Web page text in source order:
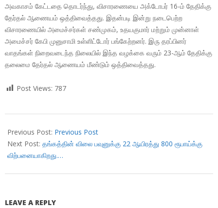
அவகாசம் கேட்டதை தொடர்ந்து, விசாரணையை அக்டோபர் 16-ம் தேதிக்கு
தேர்தல் ஆணையம் ஒத்திவைத்தது. இதன்படி இன்று நடைபெற்ற
விசாரணையில் அமைச்சர்கள் சண்முகம், உதயகுமார் மற்றும் முன்னாள்
அமைச்சர் கேபி முனுசாமி உள்ளிட்டோர் பங்கேற்றனர். இரு தரப்பினர்
வாதங்கள் நிறைவடைந்த நிலையில் இந்த வழக்கை வரும் 23-ஆம் தேதிக்கு
தலைமை தேர்தல் ஆணையம் மீண்டும் ஒத்திவைத்தது.
Post Views: 787
10-
17
Previous Post: Previous Post
Next Post: தங்கத்தின் விலை பவுனுக்கு 22 ஆயிரத்து 800 ரூபாய்க்கு
விற்பனையாகிறது.…
LEAVE A REPLY